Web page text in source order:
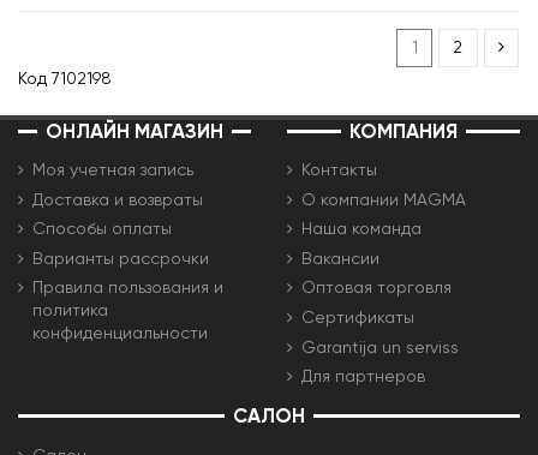
1
2
Код 7102198
ОНЛАЙН МАГАЗИН
Моя учетная запись
Доставка и возвраты
Способы оплаты
Варианты рассрочки
Правила пользования и
политика
конфиденциальности
КОМПАНИЯ
Контакты
О компании MAGMA
Наша команда
Вакансии
Оптовая торговля
Сертификаты
Garantija un serviss
Для партнеров
САЛОН